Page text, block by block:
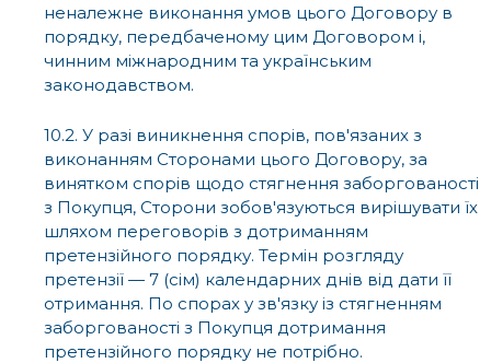
неналежне виконання умов цього Договору в
порядку, передбаченому цим Договором і,
чинним міжнародним та українським
законодавством.
10.2. У разі виникнення спорів, пов'язаних з
виконанням Сторонами цього Договору, за
винятком спорів щодо стягнення заборгованості
з Покупця, Сторони зобов'язуються вирішувати їх
шляхом переговорів з дотриманням
претензійного порядку. Термін розгляду
претензії — 7 (сім) календарних днів від дати її
отримання. По спорах у зв'язку із стягненням
заборгованості з Покупця дотримання
претензійного порядку не потрібно.